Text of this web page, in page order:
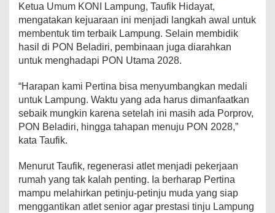
r
V
I
P
B
x
i
n
e
k
s
i
Ketua Umum KONI Lampung, Taufik Hidayat,
mengatakan kejuaraan ini menjadi langkah awal untuk
membentuk tim terbaik Lampung. Selain membidik
hasil di PON Beladiri, pembinaan juga diarahkan
untuk menghadapi PON Utama 2028.
“Harapan kami Pertina bisa menyumbangkan medali
untuk Lampung. Waktu yang ada harus dimanfaatkan
sebaik mungkin karena setelah ini masih ada Porprov,
PON Beladiri, hingga tahapan menuju PON 2028,”
kata Taufik.
Menurut Taufik, regenerasi atlet menjadi pekerjaan
rumah yang tak kalah penting. Ia berharap Pertina
mampu melahirkan petinju-petinju muda yang siap
menggantikan atlet senior agar prestasi tinju Lampung